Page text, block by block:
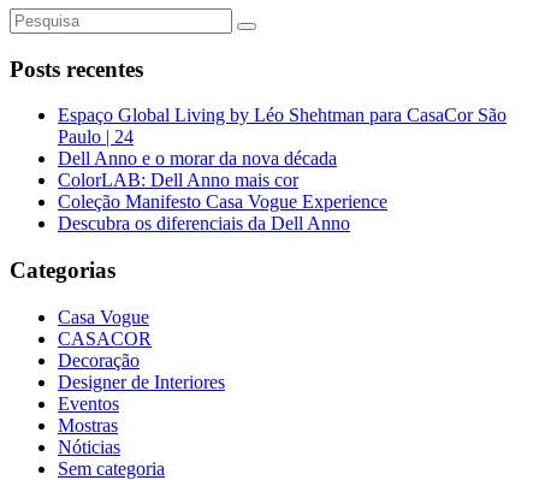
Posts recentes
Espaço Global Living by Léo Shehtman para CasaCor São
Paulo | 24
Dell Anno e o morar da nova década
ColorLAB: Dell Anno mais cor
Coleção Manifesto Casa Vogue Experience
Descubra os diferenciais da Dell Anno
Categorias
Casa Vogue
CASACOR
Decoração
Designer de Interiores
Eventos
Mostras
Nóticias
Sem categoria